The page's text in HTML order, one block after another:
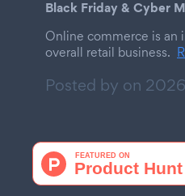
Black Friday & Cyber
Online commerce is an
overall retail business.
Posted by on